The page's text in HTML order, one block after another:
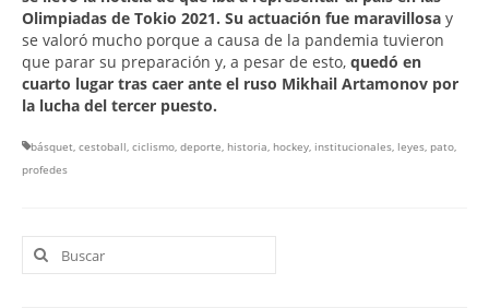
Olimpiadas de Tokio 2021. Su actuación fue maravillosa y
se valoró mucho porque a causa de la pandemia tuvieron
que parar su preparación y, a pesar de esto, quedó en
cuarto lugar tras caer ante el ruso Mikhail Artamonov por
la lucha del tercer puesto.
básquet, cestoball, ciclismo, deporte, historia, hockey, institucionales, leyes, pato,
profedes
Buscar
por: